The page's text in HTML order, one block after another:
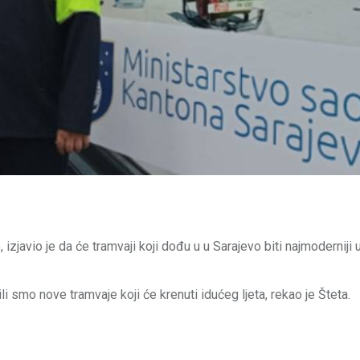
izjavio je da će tramvaji koji dođu u u Sarajevo biti najmoderniji
nove tramvaje koji će krenuti idućeg ljeta, rekao je Šteta.